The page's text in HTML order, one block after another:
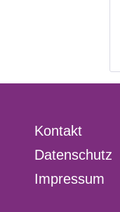
Kontakt
Datenschutz
Impressum